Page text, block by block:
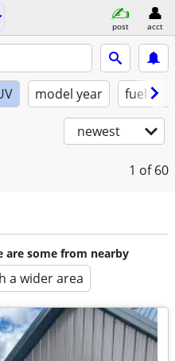
post acct
model year fuel
newest
1 of 60
are some from nearby
a wider area